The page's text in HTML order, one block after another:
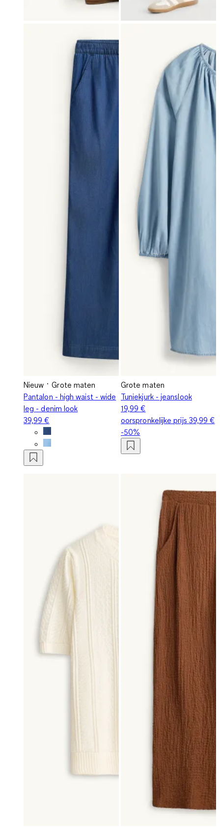
Nieuw
Grote maten
Pantalon - high waist - wide
leg - denim look
39,99 €
Grote maten
Tuniekjurk - jeanslook
19,99 €
oorspronkelijke prijs 39,99 €
-50%